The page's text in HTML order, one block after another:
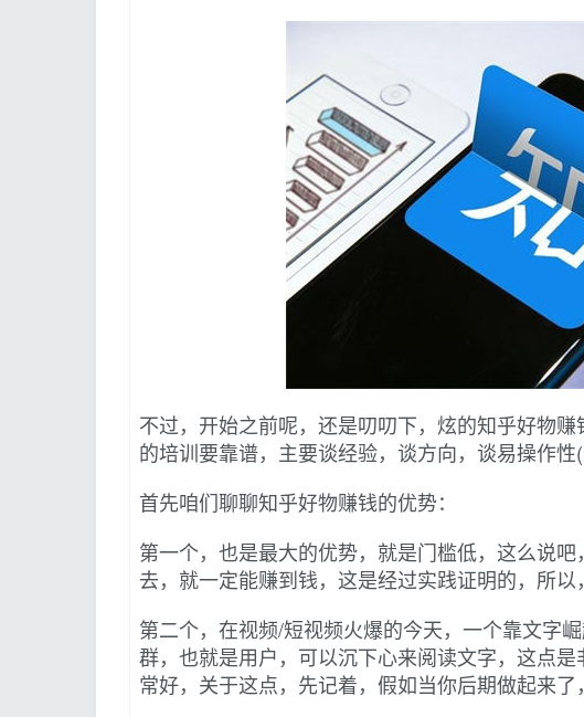
不过，开始之前呢，还是叨叨下，炫的知乎好物
的培训要靠谱，主要谈经验，谈方向，谈易操作性
首先咱们聊聊知乎好物赚钱的优势：
第一个，也是最大的优势，就是门槛低，这么说
去，就一定能赚到钱，这是经过实践证明的，所
第二个，在视频/短视频火爆的今天，一个靠文字
群，也就是用户，可以沉下心来阅读文字，这点
常好，关于这点，先记着，假如当你后期做起来